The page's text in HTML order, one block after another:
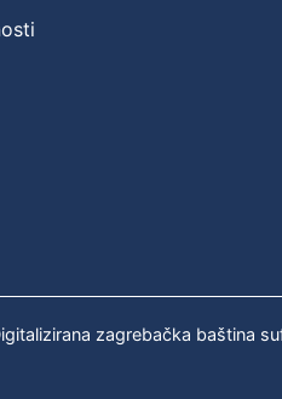
zagrebačka baština